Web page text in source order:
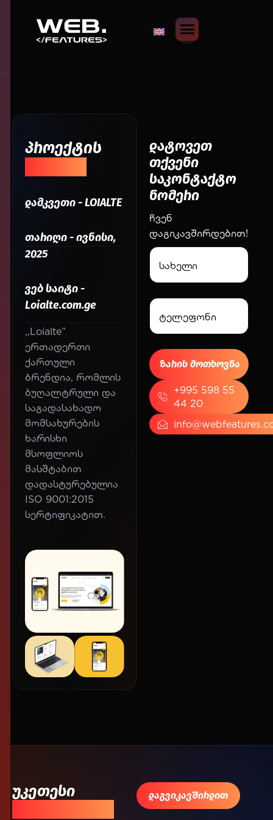
პროექტის
დამკვეთი - LOIALTE
თარიღი - ივნისი,
2025
ვებ საიტი -
Loialte.com.ge
,,Loialte”
ერთადერთი
ქართული
ბრენდია, რომლის
ბუღალტრული და
საგადასახადო
მომსახურების
ხარისხი
მსოფლიოს
მასშტაბით
დადასტურებულია
ISO 9001:2015
სერტიფიკატით.
დატოვეთ
თქვენი
საკონტაქტო
ნომერი
ჩვენ
დაგიკავშირდებით!
+995 598 55
44 20
უკეთესი
დაგვიკავშირდით